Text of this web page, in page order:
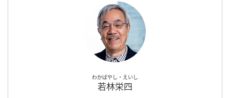
わかばやし・えいし
若林栄四